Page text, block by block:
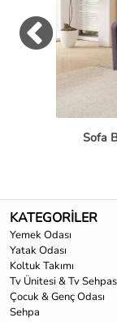
Sofa
KATEGORİLER
Yemek Odası
Yatak Odası
Koltuk Takımı
Tv Ünitesi & Tv
Çocuk & Genç Odası
Sehpa